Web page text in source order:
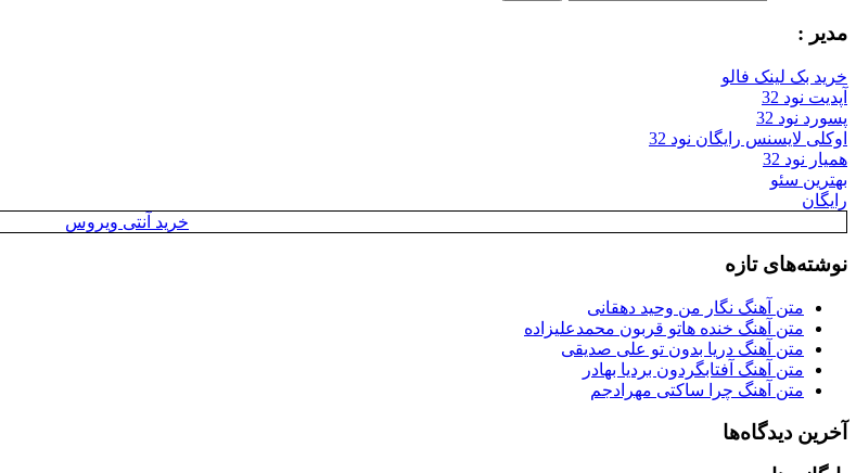
مدیر :
خرید بک لینک فالو
آپدیت نود 32
پسورد نود 32
اوکلی لایسنس رایگان نود 32
همیار نود 32
بهترین سئو
رایگان
خرید آنتی ویروس
نوشته‌های تازه
متن آهنگ نگار من وحید دهقانی
متن آهنگ خنده هاتو قربون محمدعلیزاده
متن آهنگ دریا بدون تو علی صدیقی
متن آهنگ آفتابگردون بردیا بهادر
متن آهنگ چرا ساکتی مهرادجم
آخرین دیدگاه‌ها